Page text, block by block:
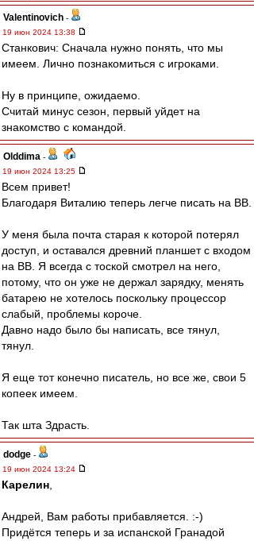
Valentinovich -
19 июн 2024 13:38
Станкович: Сначала нужно понять, что мы
имеем. Лично познакомиться с игроками.
Ну в принципе, ожидаемо.
Считай минус сезон, первый уйдет на
знакомство с командой.
Olddima -
19 июн 2024 13:25
Всем привет!
Благодаря Виталию теперь легче писать на ВВ.
У меня была почта старая к которой потерял
доступ, и оставался древний планшет с входом
на ВВ. Я всегда с тоской смотрел на него,
потому, что он уже не держал зарядку, менять
батарею не хотелось поскольку процессор
слабый, проблемы короче.
Давно надо было бы написать, все тянул,
тянул.
Я еще тот конечно писатель, но все же, свои 5
копеек имеем.
Так шта Здрасть.
dodge -
19 июн 2024 13:24
Карелин
Андрей, Вам работы прибавляется. :-)
Придётся теперь и за испанской Гранадой